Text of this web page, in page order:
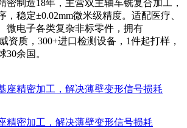
密制造18年，主营双主轴车铣复合加工，
，稳定±0.02mm微米级精度。适配医疗、
微电子各类复杂非标零件，拥有
资质，300+进口检测设备，1件起打样，
余国。
精密加工，解决薄壁变形信号损耗